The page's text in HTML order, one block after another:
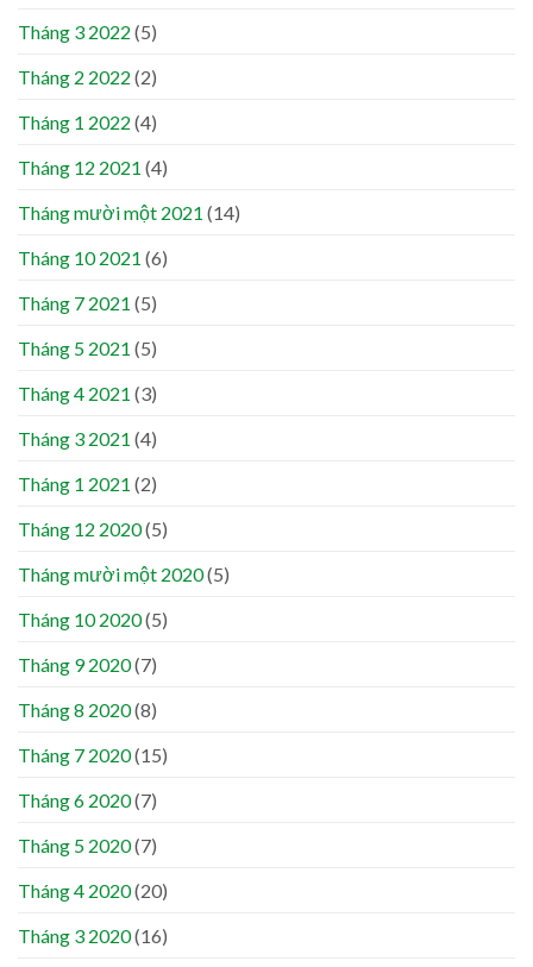
Tháng 3 2022 (5)
Tháng 2 2022 (2)
Tháng 1 2022 (4)
Tháng 12 2021 (4)
Tháng mười một 2021 (14)
Tháng 10 2021 (6)
Tháng 7 2021 (5)
Tháng 5 2021 (5)
Tháng 4 2021 (3)
Tháng 3 2021 (4)
Tháng 1 2021 (2)
Tháng 12 2020(5)
Tháng mười một 2020(5)
Tháng 10 2020(5)
Tháng 9 2020(7)
Tháng 8 2020(8)
Tháng 7 2020(15)
Tháng 6 2020(7)
Tháng 5 2020(7)
Tháng 4 2020(20)
Tháng 3 2020(16)